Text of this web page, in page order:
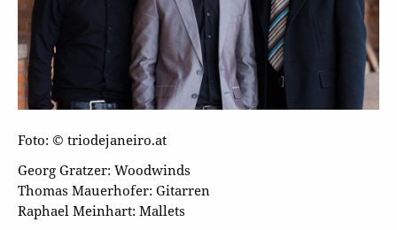
Foto: © triodejaneiro.at
Georg Gratzer: Woodwinds
Thomas Mauerhofer: Gitarren
Raphael Meinhart: Mallets